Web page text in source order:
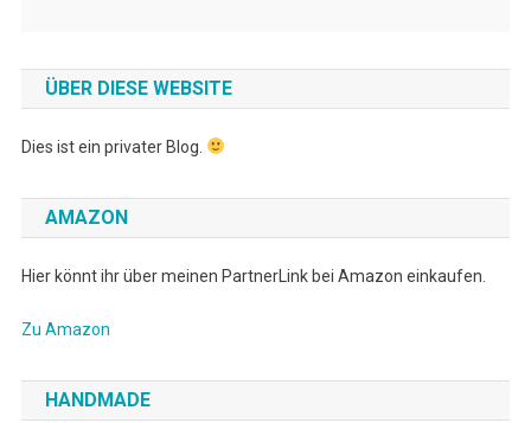
ÜBER DIESE WEBSITE
Dies ist ein privater Blog.
AMAZON
Hier könnt ihr über meinen PartnerLink bei Amazon einkaufen.
Zu Amazon
HANDMADE